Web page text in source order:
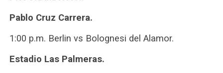
Pablo Cruz Carrera.
1:00 p.m. Berlin vs Bolognesi del Alamor.
Estadio Las Palmeras.